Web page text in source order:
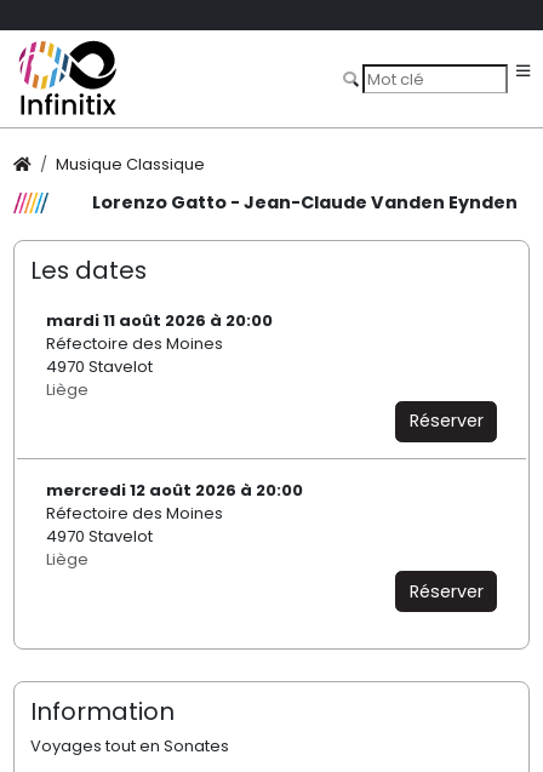
Musique Classique
Lorenzo Gatto - Jean-Claude Vanden Eynden
Les dates
mardi 11 août 2026 à 20:00
Réfectoire des Moines
4970 Stavelot
Liège
Réserver
mercredi 12 août 2026 à 20:00
Réfectoire des Moines
4970 Stavelot
Liège
Réserver
Information
Voyages tout en Sonates